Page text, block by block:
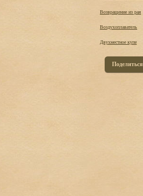
Возвращение из рая
Воздухоплаватель
Двухместное купе
Поделиться